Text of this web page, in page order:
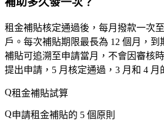
租金補貼核定通過後， 每月撥款一次
戶。每次補貼期限最長為 12 個月，到
補貼可追溯至申請當月，不會因審核
提出申請，5 月核定通過，3 月和 4 月
租金補貼試算
申請租金補貼的 5 個原則